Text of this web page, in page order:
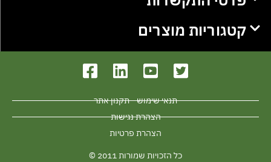
קטגוריות מוצרים
תנאי שימוש - תקנון אתר
הצהרת נגישות
הצהרת פרטיות
כל הזכויות שמורות 2011 ©